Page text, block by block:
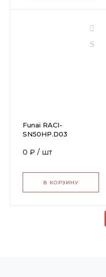
Funai RACI-
SN50HP.D03
0 ₽ / шт
В КОРЗИНУ